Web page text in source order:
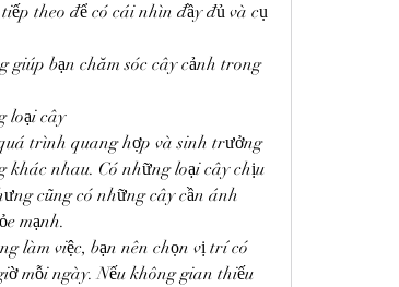
theo để có cái nhìn đầy đủ và cụ
bạn chăm sóc cây cảnh trong
loại cây
trình quang hợp và sinh trưởng
khác nhau. Có những loại cây chịu
cũng có những cây cần ánh
mạnh.
làm việc, bạn nên chọn vị trí có
mỗi ngày. Nếu không gian thiếu